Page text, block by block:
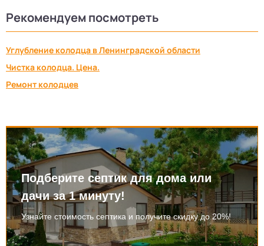
Рекомендуем посмотреть
Углубление колодца в Ленинградской области
Чистка колодца. Цена.
Ремонт колодцев
Подберите септик для дома или
дачи за 1 минуту!
Узнайте стоимость септика и получите скидку до 20%!